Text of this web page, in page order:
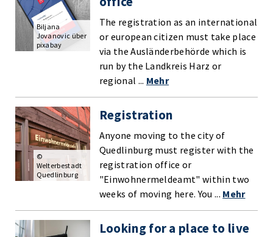
The registration as an international
or european citizen must take place
via the Ausländerbehörde which is
run by the Landkreis Harz or
regional ... Mehr
Biljana
Jovanovic über
pixabay
Registration
Anyone moving to the city of
Quedlinburg must register with the
registration office or
"Einwohnermeldeamt" within two
weeks of moving here. You ... Mehr
©
Welterbestadt
Quedlinburg
Looking for a place to live